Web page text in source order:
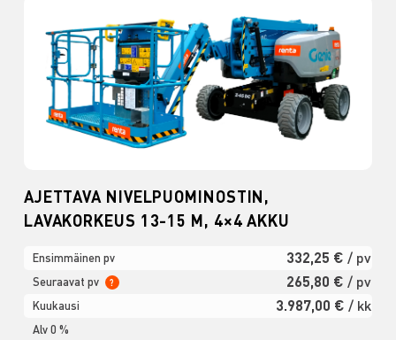
AJETTAVA NIVELPUOMINOSTIN,
LAVAKORKEUS 13-15 M, 4×4 AKKU
Ensimmäinen pv 332,25 € / pv
Seuraavat pv ? 265,80 € / pv
Kuukausi 3.987,00 € / kk
Alv 0 %